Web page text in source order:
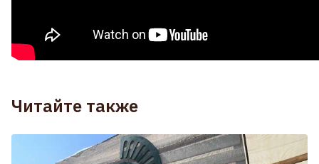
Читайте также